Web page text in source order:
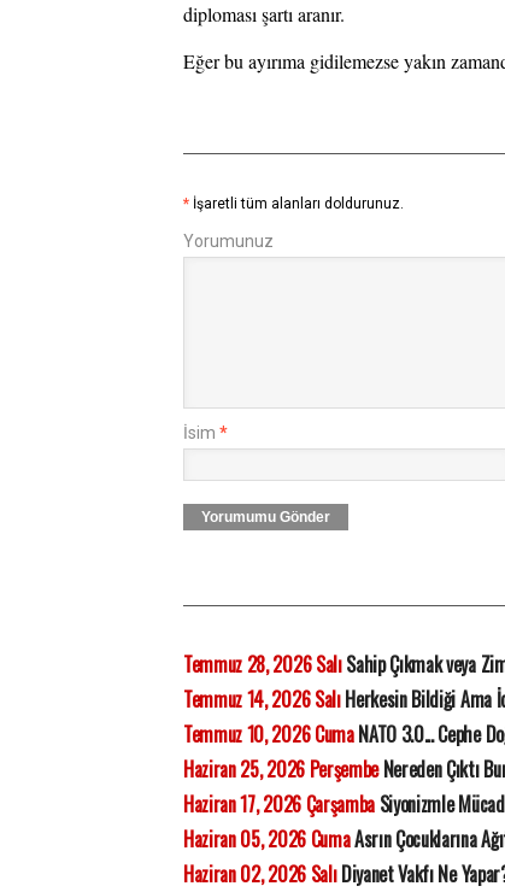
diploması şartı aranır.
Eğer bu ayırıma gidilemezse yakın
* İşaretli tüm alanları doldurunuz.
Yorumunuz
İsim *
Yorumumu Gönder
Temmuz 28, 2026 SalıSahip Çıkmak veya
Temmuz 14, 2026 SalıHerkesin Bildiği Ama
Temmuz 10, 2026 CumaNATO 3.0... Cephe
Haziran 25, 2026 PerşembeNereden Çıktı
Haziran 17, 2026 Çarşamba Siyonizmle
Haziran 05, 2026 CumaAsrın Çocuklarına
Haziran 02, 2026 SalıDiyanet Vakfı Ne